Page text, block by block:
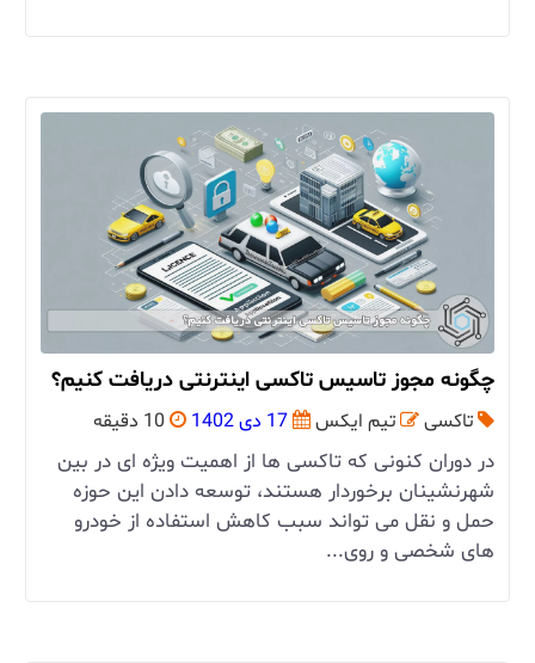
چگونه مجوز تاسیس تاکسی اینترنتی دریافت کنیم؟
تاکسی تیم ایکس 17 دی 1402 10 دقیقه
در دوران کنونی که تاکسی ها از اهمیت ویژه ای در بین
شهرنشینان برخوردار هستند، توسعه دادن این حوزه
حمل و نقل می تواند سبب کاهش استفاده از خودرو
های شخصی و روی...